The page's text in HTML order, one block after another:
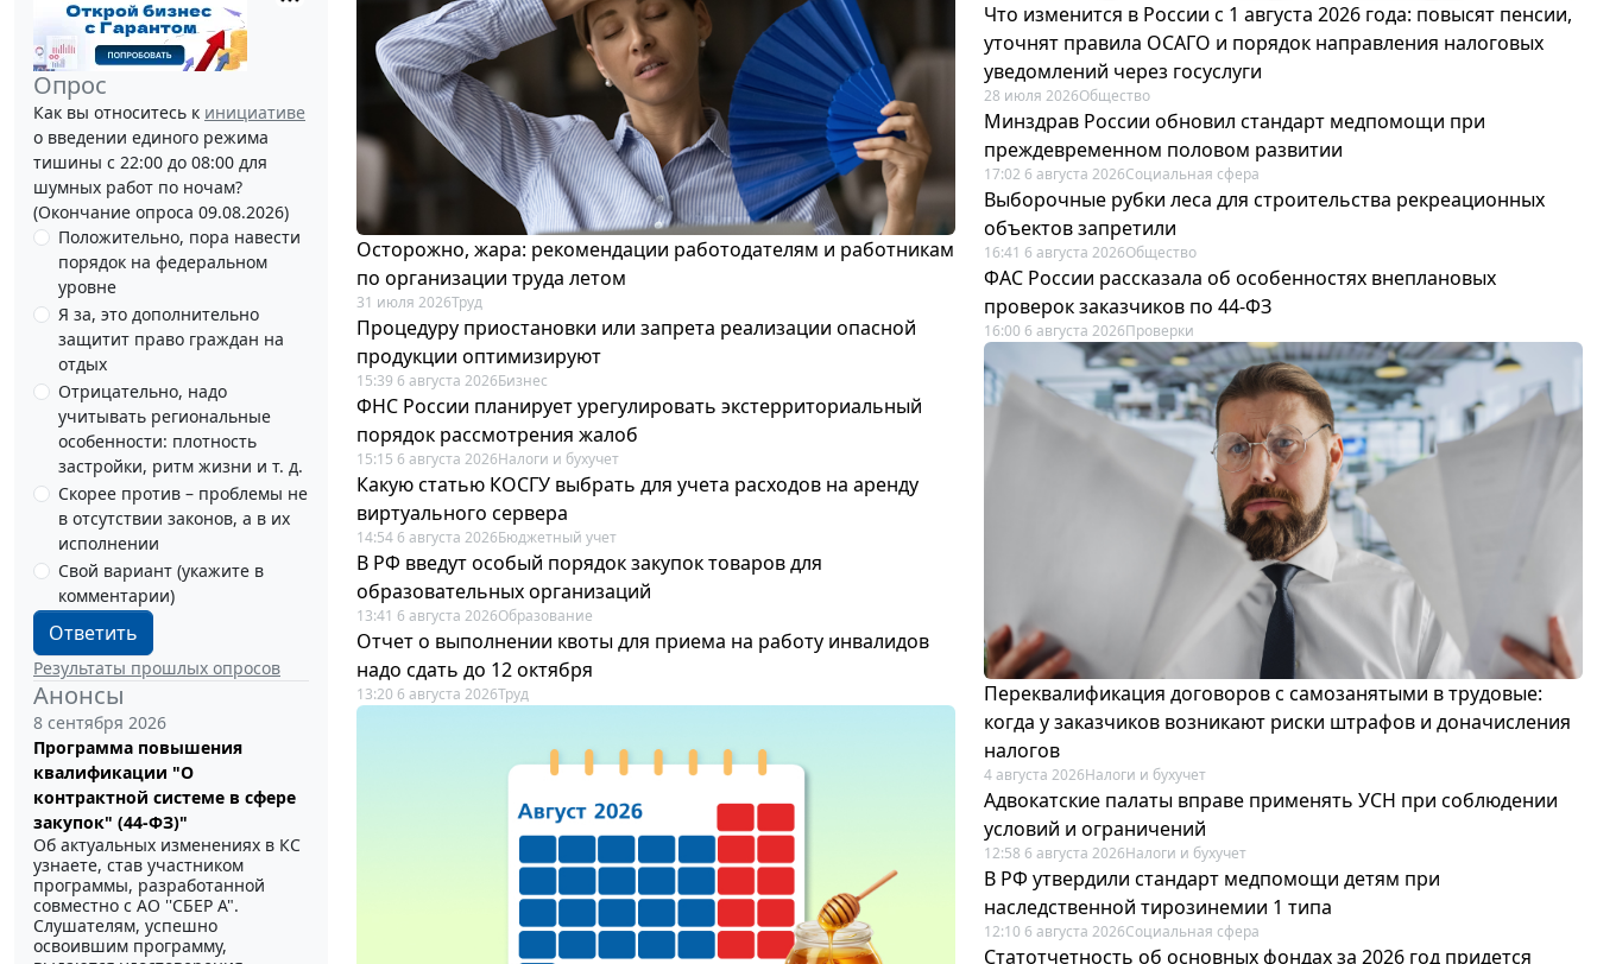
Опрос
Как вы относитесь к инициативе
о введении единого режима
тишины с 22:00 до 08:00 для
шумных работ по ночам?
(Окончание опроса 09.08.2026)
Положительно, пора навести
порядок на федеральном
уровне
Я за, это дополнительно
защитит право граждан на
отдых
Отрицательно, надо
учитывать региональные
особенности: плотность
застройки, ритм жизни и т. д.
Скорее против – проблемы не
в отсутствии законов, а в их
исполнении
Свой вариант (укажите в
комментарии)
Ответить
Результаты прошлых опросов
Анонсы
8 сентября 2026
Программа повышения
квалификации "О
контрактной системе в сфере
закупок" (44-ФЗ)"
Об актуальных изменениях в КС
узнаете, став участником
программы, разработанной
совместно с АО ''СБЕР А".
Слушателям, успешно
освоившим программу,
Осторожно, жара: рекомендации работодателям и работникам
по организации труда летом
31 июля 2026Труд
Процедуру приостановки или запрета реализации опасной
продукции оптимизируют
15:39 6 августа 2026Бизнес
ФНС России планирует урегулировать экстерриториальный
порядок рассмотрения жалоб
15:15 6 августа 2026Налоги и бухучет
Какую статью КОСГУ выбрать для учета расходов на аренду
виртуального сервера
14:54 6 августа 2026Бюджетный учет
В РФ введут особый порядок закупок товаров для
образовательных организаций
13:41 6 августа 2026Образование
Отчет о выполнении квоты для приема на работу инвалидов
надо сдать до 12 октября
13:20 6 августа 2026Труд
Что изменится в России с 1 августа 2026 года: повысят пенсии,
уточнят правила ОСАГО и порядок направления налоговых
уведомлений через госуслуги
28 июля 2026Общество
Минздрав России обновил стандарт медпомощи при
преждевременном половом развитии
17:02 6 августа 2026Социальная сфера
Выборочные рубки леса для строительства рекреационных
объектов запретили
16:41 6 августа 2026Общество
ФАС России рассказала об особенностях внеплановых
проверок заказчиков по 44-ФЗ
16:00 6 августа 2026Проверки
Переквалификация договоров с самозанятыми в трудовые:
когда у заказчиков возникают риски штрафов и доначисления
налогов
4 августа 2026Налоги и бухучет
Адвокатские палаты вправе применять УСН при соблюдении
условий и ограничений
12:58 6 августа 2026Налоги и бухучет
В РФ утвердили стандарт медпомощи детям при
наследственной тирозинемии 1 типа
12:10 6 августа 2026Социальная сфера
Статотчетность об основных фондах за 2026 год придется